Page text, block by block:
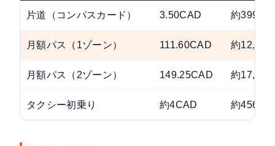
片道（コンパスカード） 3.50CAD 約399円
月額パス（1ゾーン） 111.60CAD 約12,722
月額パス（2ゾーン） 149.25CAD 約17,014
タクシー初乗り 約4CAD 約456円